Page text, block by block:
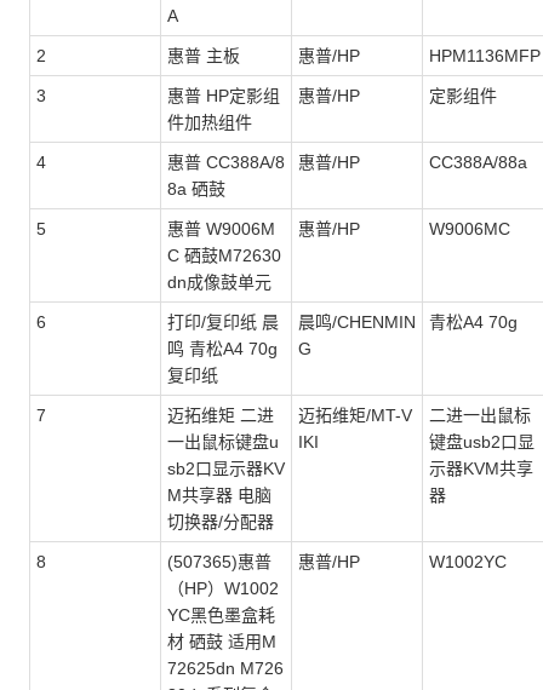
A
2 惠普 主板 惠普/HP HPM1136MFP
3
惠普 HP定影组
件加热组件
惠普/HP 定影组件
4
惠普 CC388A/8
8a 硒鼓
惠普/HP CC388A/88a
5
惠普 W9006M
C 硒鼓M72630
dn成像鼓单元
惠普/HP W9006MC
6
打印/复印纸 晨
鸣 青松A4 70g
复印纸
晨鸣/CHENMIN
G
青松A4 70g
7
迈拓维矩 二进
一出鼠标键盘u
sb2口显示器KV
M共享器 电脑
切换器/分配器
迈拓维矩/MT-V
IKI
二进一出鼠标
键盘usb2口显
示器KVM共享
器
8
(507365)惠普
（HP）W1002
YC黑色墨盒耗
材 硒鼓 适用M
72625dn M726
惠普/HP W1002YC